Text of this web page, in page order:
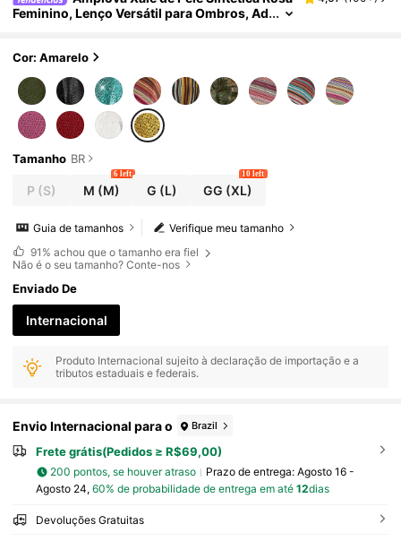
Feminino, Lenço Versátil para Ombros, Ad
Cor: Amarelo
Tamanho BR
P (S) M (M)
6 left
G (L) GG (XL)
10 left
Verifique meu tamanho
Guia de tamanhos
91% achou que o tamanho era fiel
Não é o seu tamanho? Conte-nos
Enviado De
Internacional
Produto Internacional sujeito à declaração de importação e a
tributos estaduais e federais.
Envio Internacional para o Brazil
Frete grátis(Pedidos ≥ R$69,00)
200 pontos, se houver atraso Prazo de entrega: Agosto 16 -
Agosto 24, 60% de probabilidade de entrega em até 12dias
Devoluções Gratuitas